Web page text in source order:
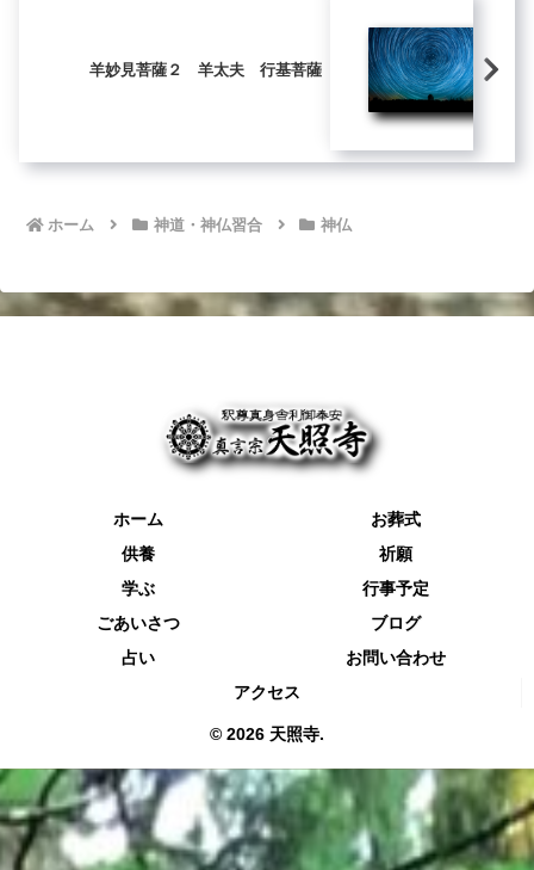
羊妙見菩薩２ 羊太夫 行基菩薩
ホーム 神道・神仏習合 神仏
ホーム
お葬式
供養
祈願
学ぶ
行事予定
ごあいさつ
ブログ
占い
お問い合わせ
アクセス
© 2026 天照寺.